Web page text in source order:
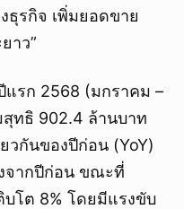
ธุรกิจ เพิ่มยอดขาย
าว”
แรก 2568 (มกราคม –
ทธิ 902.4 ล้านบาท
วกันของปีก่อน (YoY)
จากปีก่อน ขณะที่
บโต 8% โดยมีแรงขับ